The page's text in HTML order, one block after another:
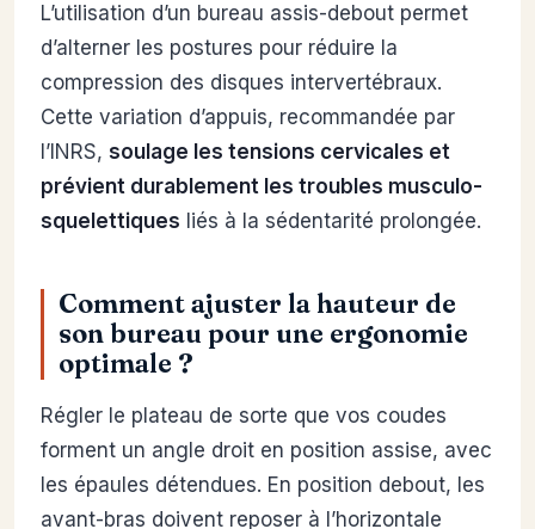
L’utilisation d’un bureau assis-debout permet
d’alterner les postures pour réduire la
compression des disques intervertébraux.
Cette variation d’appuis, recommandée par
l’INRS, soulage les tensions cervicales et
prévient durablement les troubles musculo-
squelettiques liés à la sédentarité prolongée.
Comment ajuster la hauteur de
son bureau pour une ergonomie
optimale ?
Régler le plateau de sorte que vos coudes
forment un angle droit en position assise, avec
les épaules détendues. En position debout, les
avant-bras doivent reposer à l’horizontale